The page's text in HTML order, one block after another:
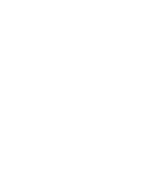
recept
nytt, eller ta bort något av